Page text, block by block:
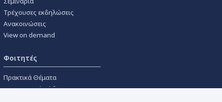
Τρέχουσες εκδηλώσεις
Ανακοινώσεις
View on demand
Φοιτητές
Πρακτικά Θέματα
Οικονομικοί Κώδικες